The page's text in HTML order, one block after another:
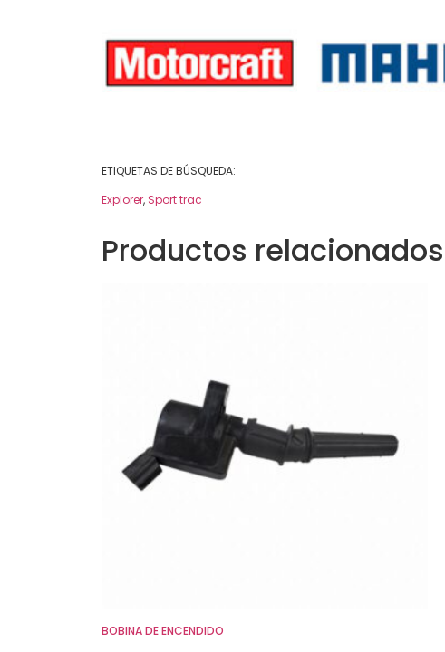
ETIQUETAS DE BÚSQUEDA:
Explorer, Sport trac
Productos relacionados
BOBINA DE ENCENDIDO